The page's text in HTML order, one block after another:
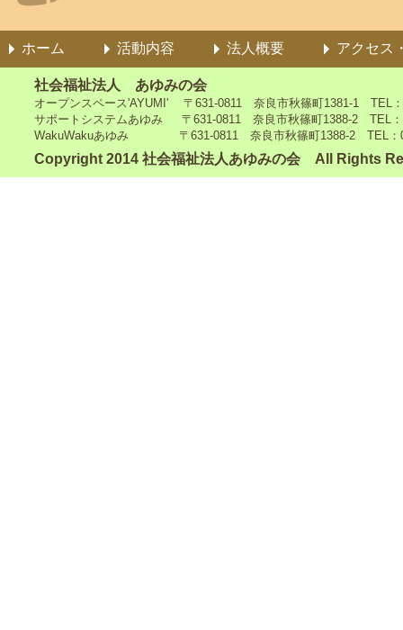
ホーム 活動内容 法人概要 アクセス
社会福祉法人 あゆみの会
オープンスペース'AYUMI' 〒631-0811 奈良市秋篠町1381-1 TEL
サポートシステムあゆみ 〒631-0811 奈良市秋篠町1388-2 TEL：
WakuWakuあゆみ 〒631-0811 奈良市秋篠町1388-2 TEL：
Copyright 2014 社会福祉法人あゆみの会 All Rights